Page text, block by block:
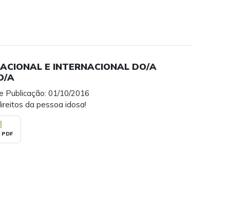
E INTERNACIONAL DO/A
A
Publicação: 01/10/2016
da pessoa idosa!
PDF